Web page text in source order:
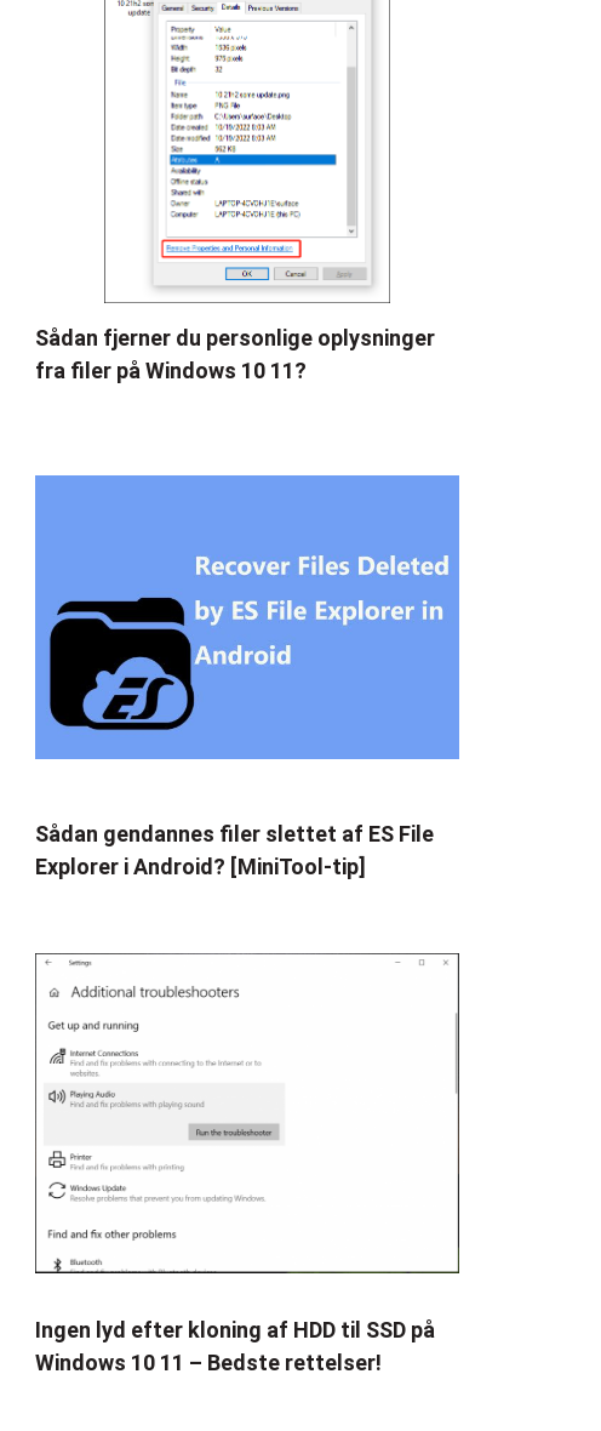
Sådan fjerner du personlige oplysninger
fra filer på Windows 10 11?
Sådan gendannes filer slettet af ES File
Explorer i Android? [MiniTool-tip]
Ingen lyd efter kloning af HDD til SSD på
Windows 10 11 – Bedste rettelser!